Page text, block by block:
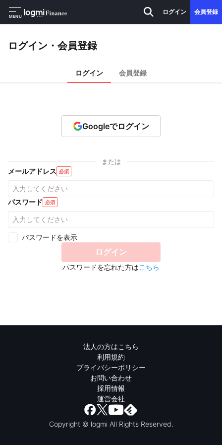
MENU
ログイン 会員登録
ログイン・会員登録
ログイン 会員登録
Googleでログイン
または
メールアドレス 必須
パスワード 必須
パスワードを表示
ログイン
パスワードを忘れた方はこちら
法人の方はこちら
利用規約
プライバシーポリシー
お問い合わせ
採用情報
運営会社
Copyright © logmi All Rights Reserved.